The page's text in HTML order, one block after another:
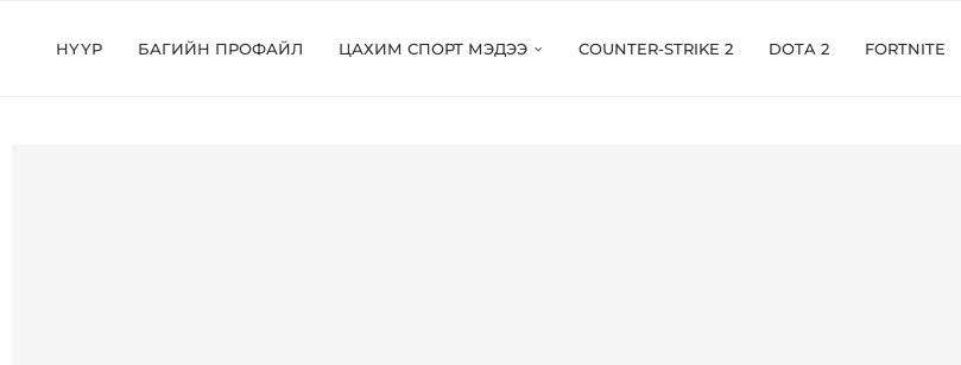
НҮҮР БАГИЙН ПРОФАЙЛ ЦАХИМ СПОРТ МЭДЭЭ COUNTER-STRIKE 2 DOTA 2 FORTNITE